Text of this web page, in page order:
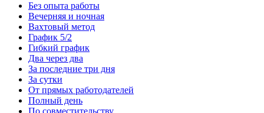
Без опыта работы
Вечерняя и ночная
Вахтовый метод
График 5/2
Гибкий график
Два через два
За последние три дня
За сутки
От прямых работодателей
Полный день